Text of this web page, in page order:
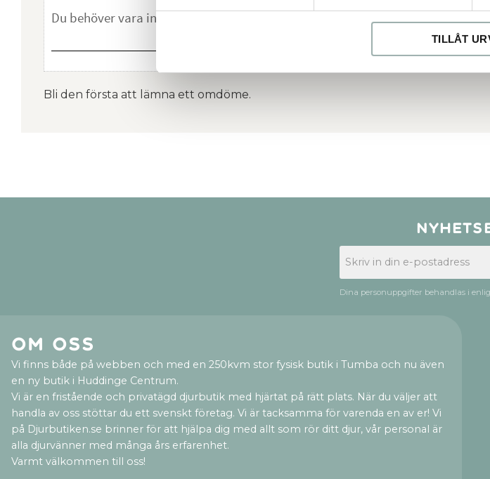
TILLÅT
Bli den första att lämna ett omdöme.
Dina personuppgifter behandlas i
Om oss
Vi finns både på webben och med en 250kvm stor fysisk butik i Tumba och nu även
en ny butik i Huddinge Centrum.
Vi är en fristående och privatägd djurbutik med hjärtat på rätt plats. När du väljer att
handla av oss stöttar du ett svenskt företag. Vi är tacksamma för varenda en av er! Vi
på Djurbutiken.se brinner för att hjälpa dig med allt som rör ditt djur, vår personal är
alla djurvänner med många års erfarenhet.
Varmt välkommen till oss!